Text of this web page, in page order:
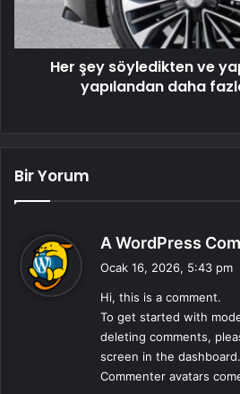
yapılandan
fazlası
söylenirHer şey söyledikten ve
yapılandan daha
Bir Yorum
A WordPress
Ocak 16, 2026, 5:43 pm
Hi, this is a comment.
To get started with
deleting comments,
screen in the dashboard.
Commenter avatars